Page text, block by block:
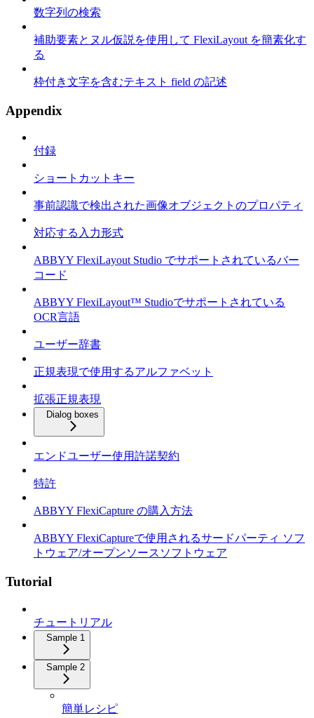
数字列の検索
補助要素とヌル仮説を使用して FlexiLayout を簡素化す
る
枠付き文字を含むテキスト field の記述
Appendix
付録
ショートカットキー
事前認識で検出された画像オブジェクトのプロパティ
対応する入力形式
ABBYY FlexiLayout Studio でサポートされているバー
コード
ABBYY FlexiLayout™ Studioでサポートされている
OCR言語
ユーザー辞書
正規表現で使用するアルファベット
拡張正規表現
Dialog boxes
エンドユーザー使用許諾契約
特許
ABBYY FlexiCapture の購入方法
ABBYY FlexiCaptureで使用されるサードパーティ ソフ
トウェア/オープンソースソフトウェア
Tutorial
チュートリアル
Sample 1
Sample 2
簡単レシピ